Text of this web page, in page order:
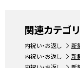
関連カテゴリ
内祝い・お返し
新
内祝い・お返し
新